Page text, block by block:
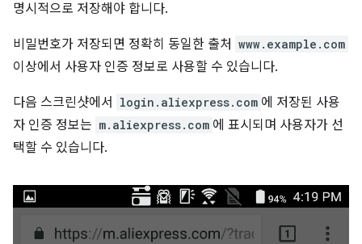
명시적으로 저장해야 합니다.
비밀번호가 저장되면 정확히 동일한 출처 www.example.com
이상에서 사용자 인증 정보로 사용할 수 있습니다.
다음 스크린샷에서 login.aliexpress.com 에 저장된 사용
자 인증 정보는 m.aliexpress.com 에 표시되며 사용자가 선
택할 수 있습니다.